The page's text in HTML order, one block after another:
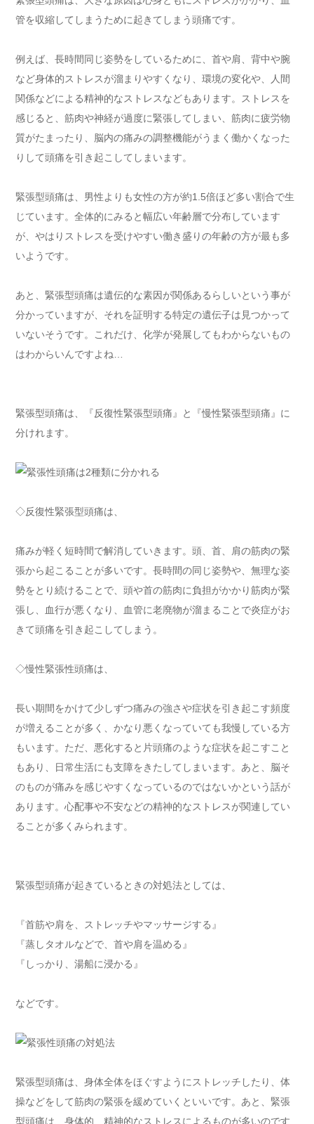
管を収縮してしまうために起きてしまう頭痛です。
例えば、長時間同じ姿勢をしているために、首や肩、背中や腕
など身体的ストレスが溜まりやすくなり、環境の変化や、人間
関係などによる精神的なストレスなどもあります。ストレスを
感じると、筋肉や神経が過度に緊張してしまい、筋肉に疲労物
質がたまったり、脳内の痛みの調整機能がうまく働かくなった
りして頭痛を引き起こしてしまいます。
緊張型頭痛は、男性よりも女性の方が約1.5倍ほど多い割合で生
じています。全体的にみると幅広い年齢層で分布しています
が、やはりストレスを受けやすい働き盛りの年齢の方が最も多
いようです。
あと、緊張型頭痛は遺伝的な素因が関係あるらしいという事が
分かっていますが、それを証明する特定の遺伝子は見つかって
いないそうです。これだけ、化学が発展してもわからないもの
はわからいんですよね…
緊張型頭痛は、『反復性緊張型頭痛』と『慢性緊張型頭痛』に
分けれます。
◇反復性緊張型頭痛は、
痛みが軽く短時間で解消していきます。頭、首、肩の筋肉の緊
張から起こることが多いです。長時間の同じ姿勢や、無理な姿
勢をとり続けることで、頭や首の筋肉に負担がかかり筋肉が緊
張し、血行が悪くなり、血管に老廃物が溜まることで炎症がお
きて頭痛を引き起こしてしまう。
◇慢性緊張性頭痛は、
長い期間をかけて少しずつ痛みの強さや症状を引き起こす頻度
が増えることが多く、かなり悪くなっていても我慢している方
もいます。ただ、悪化すると片頭痛のような症状を起こすこと
もあり、日常生活にも支障をきたしてしまいます。あと、脳そ
のものが痛みを感じやすくなっているのではないかという話が
あります。心配事や不安などの精神的なストレスが関連してい
ることが多くみられます。
緊張型頭痛が起きているときの対処法としては、
『首筋や肩を、ストレッチやマッサージする』
『蒸しタオルなどで、首や肩を温める』
『しっかり、湯船に浸かる』
などです。
緊張型頭痛は、身体全体をほぐすようにストレッチしたり、体
操などをして筋肉の緊張を緩めていくといいです。あと、緊張
型頭痛は、身体的、精神的なストレスによるものが多いのです